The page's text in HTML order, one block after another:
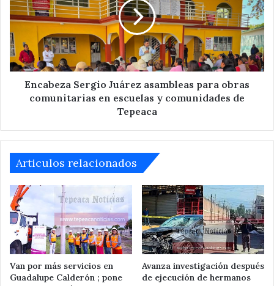
asambleas
para
obras
comunitarias
en
escuelas
comunidades
Encabeza Sergio Juárez asambleas para obras
comunitarias en escuelas y comunidades de
Tepeaca
Articulos relacionados
Van por más servicios en
Guadalupe Calderón ; pone
Avanza investigación después
de ejecución de hermanos